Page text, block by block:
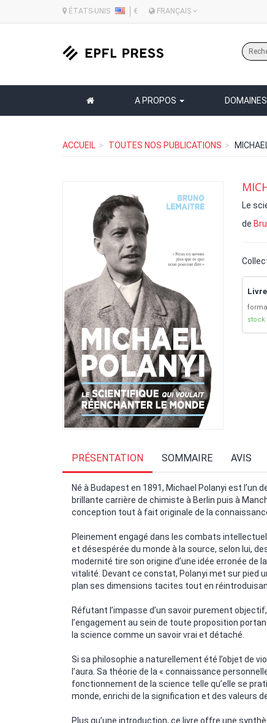
ÉTATS-UNIS € FRANÇAIS
A PROPOS DOMAINES
ACCUEIL TOUTES NOS PUBLICATIONS
Le
de
stock
PRÉSENTATION SOMMAIRE AVIS
Né à Budapest en 1891, Michael Polanyi est
brillante carrière de chimiste à Berlin puis à
conception tout à fait originale de la
Pleinement engagé dans les combats
et désespérée du monde à la source, selon lui,
modernité tire son origine d’une idée erronée de
vitalité. Devant ce constat, Polanyi met sur pied
plan ses dimensions tacites tout en
Réfutant l’impasse d’un savoir purement
l’engagement au sein de toute proposition
la science comme un savoir vrai et détaché.
Si sa philosophie a naturellement été l’objet de
l’aura. Sa théorie de la « connaissance
fonctionnement de la science telle qu’elle se
monde, enrichi de la signification et des valeurs
Plus qu’une introduction, ce livre offre une